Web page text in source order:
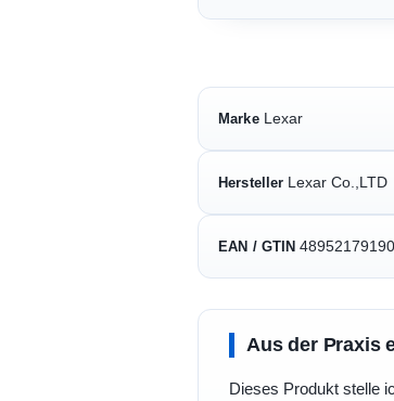
Marke Lexar
Hersteller Lexar Co.,LTD
EAN / GTIN
Aus der Praxis
Dieses Produkt stelle